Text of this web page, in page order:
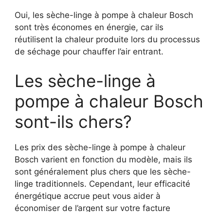
Oui, les sèche-linge à pompe à chaleur Bosch
sont très économes en énergie, car ils
réutilisent la chaleur produite lors du processus
de séchage pour chauffer l’air entrant.
Les sèche-linge à
pompe à chaleur Bosch
sont-ils chers?
Les prix des sèche-linge à pompe à chaleur
Bosch varient en fonction du modèle, mais ils
sont généralement plus chers que les sèche-
linge traditionnels. Cependant, leur efficacité
énergétique accrue peut vous aider à
économiser de l’argent sur votre facture